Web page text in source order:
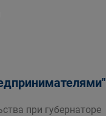
при губернаторе